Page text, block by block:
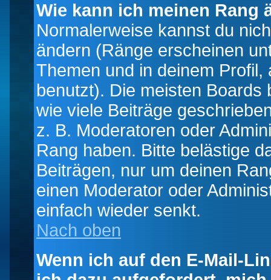
Wie kann ich meinen Rang
Normalerweise kannst du
ändern (Ränge erscheinen
Themen und in deinem
benutzt). Die meisten
wie viele Beiträge
z. B. Moderatoren oder
Rang haben. Bitte belästige
Beiträgen, nur um deinen
einen Moderator oder
einfach wieder senkt.
Nach oben
Wenn ich auf den E-Mail-